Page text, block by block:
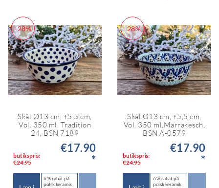
-28%
Skål Ø13 cm, ↑5,5 cm,
Vol. 350 ml, Tradition
24, BSN 7189
butikspris:
€24.95
€17.90
*
6 % rabat på
polsk keramik
-28%
Skål Ø13 cm, ↑5,5 cm,
Vol. 350 ml,Marrakesch,
BSN A-0579
butikspris:
€24.95
€17.90
*
6 % rabat på
polsk keramik